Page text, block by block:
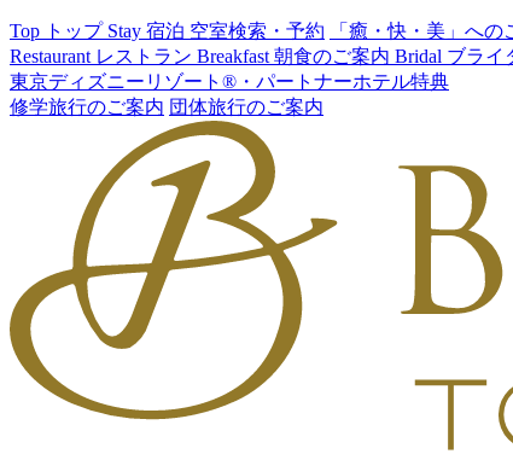
Top トップ Stay 宿泊 空室検索・予約 「癒・快・美」への
Restaurant レストラン Breakfast 朝食のご案内 Bridal ブライ
東京ディズニーリゾート®・パートナーホテル特典
修学旅行のご案内 団体旅行のご案内